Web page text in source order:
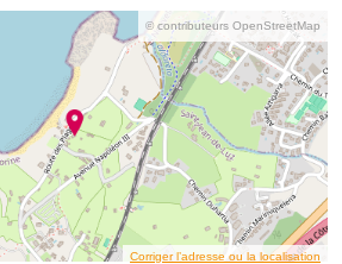
© contributeurs OpenStreetMap
Corriger l’adresse ou la localisation